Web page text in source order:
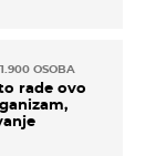
OSOBA
rade ovo